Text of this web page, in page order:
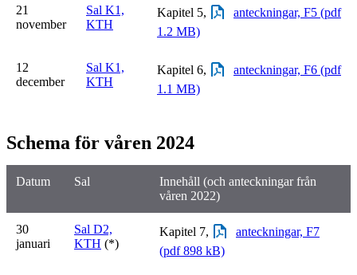
21
november
Sal K1,
KTH
Kapitel 5,
anteckningar, F5 (pdf
1.2 MB)
12
december
Sal K1,
KTH
Kapitel 6,
anteckningar, F6 (pdf
1.1 MB)
Schema för våren 2024
Datum Sal
Innehåll (och anteckningar från
våren 2022)
30
januari
Sal D2,
KTH (*)
Kapitel 7,
anteckningar, F7
(pdf 898 kB)